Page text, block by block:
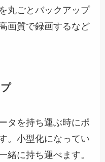
丸ごとバックアップ
画質で録画するなど
タを持ち運ぶ時にポ
。小型化になってい
緒に持ち運べます。